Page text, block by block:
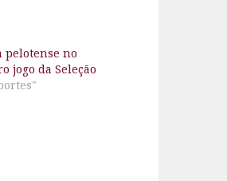
pelotense no
jogo da Seleção